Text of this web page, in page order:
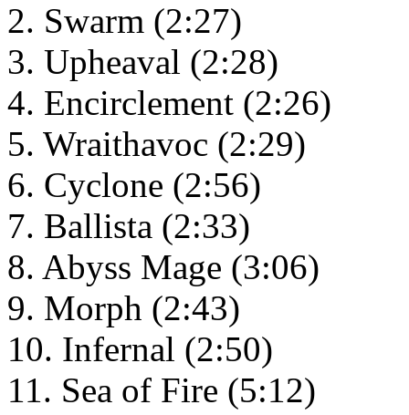
2. Swarm (2:27)
3. Upheaval (2:28)
4. Encirclement (2:26)
5. Wraithavoc (2:29)
6. Cyclone (2:56)
7. Ballista (2:33)
8. Abyss Mage (3:06)
9. Morph (2:43)
10. Infernal (2:50)
11. Sea of Fire (5:12)